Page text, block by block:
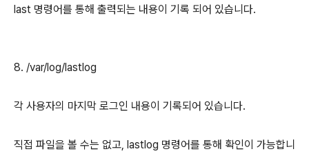
last 명령어를 통해 출력되는 내용이 기록 되어 있습니다.
8. /var/log/lastlog
각 사용자의 마지막 로그인 내용이 기록되어 있습니다.
직접 파일을 볼 수는 없고, lastlog 명령어를 통해 확인이 가능합니